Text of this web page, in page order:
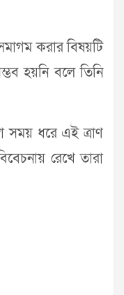
করার বিষয়টি
হয়নি বলে তিনি
সময় ধরে এই ত্রাণ
রেখে তারা